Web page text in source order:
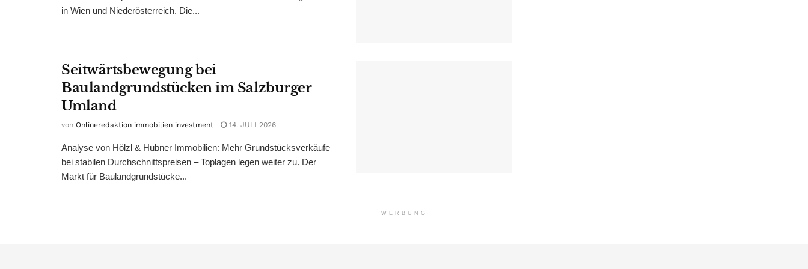
in Wien und Niederösterreich. Die...
Seitwärtsbewegung bei
Baulandgrundstücken im Salzburger
Umland
von Onlineredaktion immobilien investment 14. JULI 2026
Analyse von Hölzl & Hubner Immobilien: Mehr Grundstücksverkäufe
bei stabilen Durchschnittspreisen – Toplagen legen weiter zu. Der
Markt für Baulandgrundstücke...
WERBUNG